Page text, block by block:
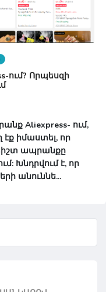
ում? Որպեսզի
Aliexpress- ում,
իմաստել, որ
ապրանքը
Խնդրվում է, որ
անուննե...